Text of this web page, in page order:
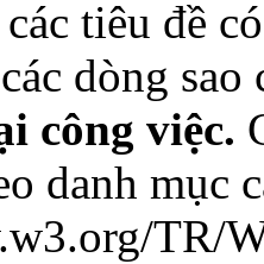
tiêu đề
dòng
công việc.
danh mục
TR/